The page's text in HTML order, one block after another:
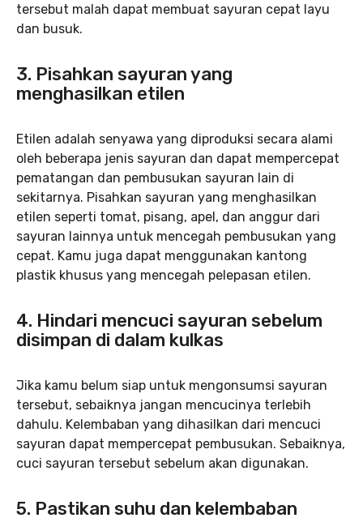
tersebut malah dapat membuat sayuran cepat layu
dan busuk.
3. Pisahkan sayuran yang
menghasilkan etilen
Etilen adalah senyawa yang diproduksi secara alami
oleh beberapa jenis sayuran dan dapat mempercepat
pematangan dan pembusukan sayuran lain di
sekitarnya. Pisahkan sayuran yang menghasilkan
etilen seperti tomat, pisang, apel, dan anggur dari
sayuran lainnya untuk mencegah pembusukan yang
cepat. Kamu juga dapat menggunakan kantong
plastik khusus yang mencegah pelepasan etilen.
4. Hindari mencuci sayuran sebelum
disimpan di dalam kulkas
Jika kamu belum siap untuk mengonsumsi sayuran
tersebut, sebaiknya jangan mencucinya terlebih
dahulu. Kelembaban yang dihasilkan dari mencuci
sayuran dapat mempercepat pembusukan. Sebaiknya,
cuci sayuran tersebut sebelum akan digunakan.
5. Pastikan suhu dan kelembaban